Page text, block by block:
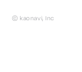
© kaonavi, Inc